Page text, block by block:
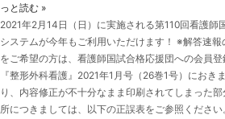
っと読む »
2021年2月14日（日）に実施される第110回看護師
システムが今年もご利用いただけます！ ※解答速
をご希望の方は、看護師国試合格応援団への会員
『整形外科看護』2021年1月号（26巻1号）におき
り、内容修正が不十分なまま印刷されてしまった
所につきましては、以下の正誤表をご参照くださ